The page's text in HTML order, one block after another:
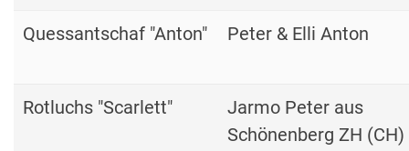
Quessantschaf "Anton" Peter & Elli Anton
Rotluchs "Scarlett"
Jarmo Peter aus
Schönenberg ZH (CH)